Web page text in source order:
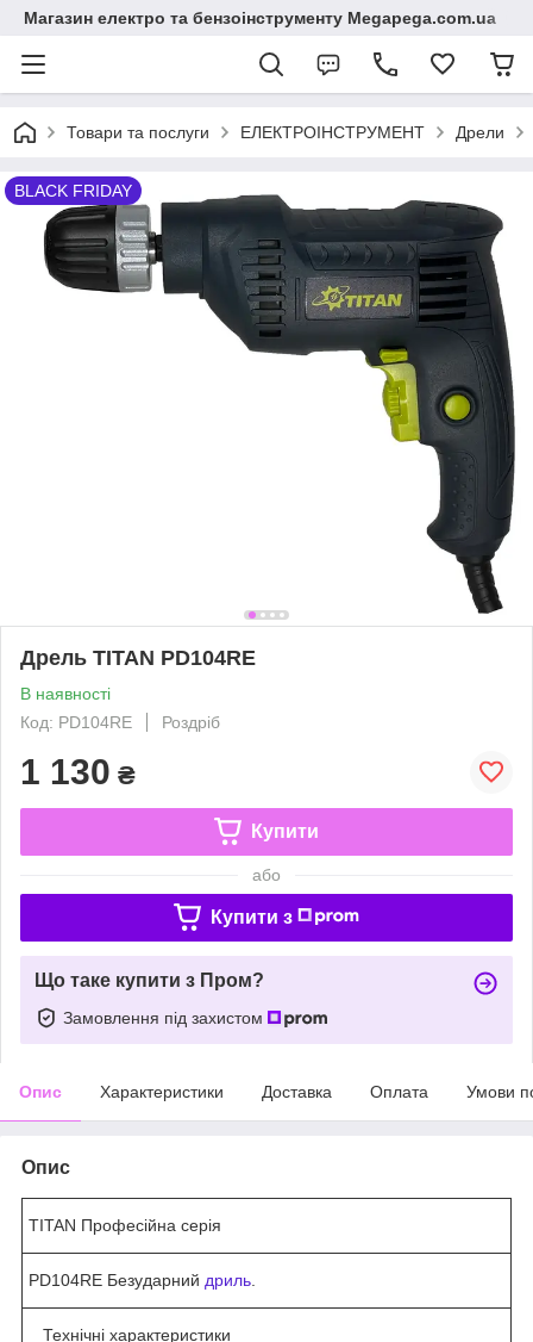
Магазин електро та бензоінструменту Megapega.com.ua
Товари та послуги ЕЛЕКТРОІНСТРУМЕНТ Дрели
BLACK FRIDAY
Дрель TITAN PD104RE
В наявності
Код: PD104RE
Роздріб
1 130 ₴
Купити
або
Купити з
Що таке купити з Пром?
Замовлення під захистом
Опис Характеристики Доставка Оплата Умови
Опис
TITAN Професійна серія
PD104RE Безударний дриль
Технічні характеристики